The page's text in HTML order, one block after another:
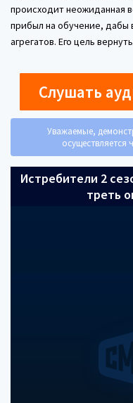
происходит неожиданная
прибыл на обучение, дабы
агрегатов. Его цель
Слушать
Уважаемые,
осуществляется
Истребители 2
треть